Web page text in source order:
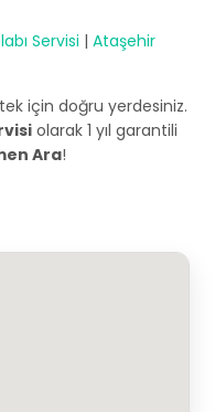
Servisi | Ataşehir
için doğru yerdesiniz.
olarak 1 yıl garantili
Ara!